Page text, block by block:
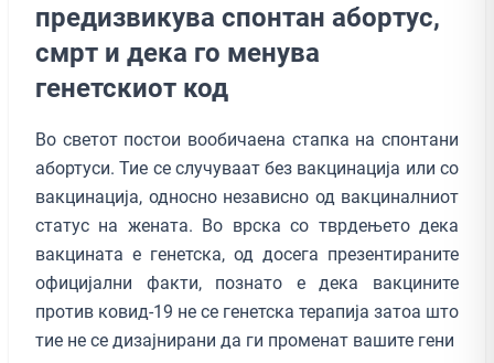
предизвикува спонтан абортус,
смрт и дека го менува
генетскиот код
Во светот постои вообичаена стапка на спонтани
абортуси. Тие се случуваат без вакцинација или со
вакцинација, односно независно од вакциналниот
статус на жената. Во врска со тврдењето дека
вакцината е генетска, од досега презентираните
официјални факти, познато е дека вакцините
против ковид-19 не се генетска терапија затоа што
тие не се дизајнирани да ги променат вашите гени